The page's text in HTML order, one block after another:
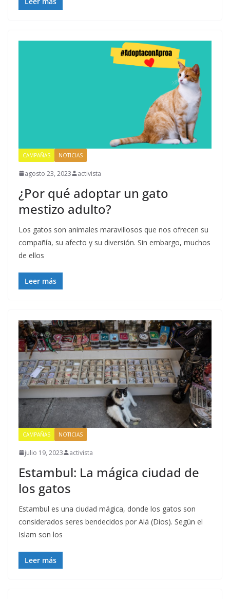
CAMPAÑAS NOTICIAS
agosto 23, 2023 activista
¿Por qué adoptar un gato
mestizo adulto?
Los gatos son animales maravillosos que nos ofrecen su
compañía, su afecto y su diversión. Sin embargo, muchos
de ellos
Leer más
CAMPAÑAS NOTICIAS
julio 19, 2023 activista
Estambul: La mágica ciudad de
los gatos
Estambul es una ciudad mágica, donde los gatos son
considerados seres bendecidos por Alá (Dios). Según el
Islam son los
Leer más